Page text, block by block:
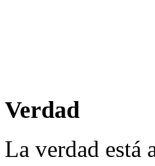
Verdad
La verdad está